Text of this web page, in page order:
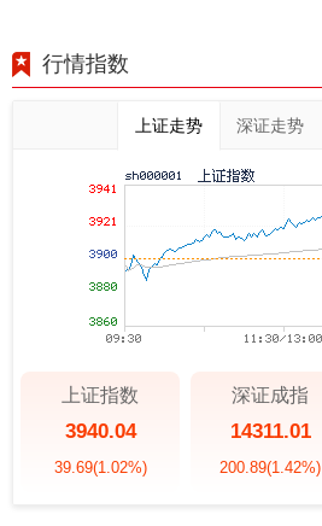
行情指数
上证走势 深证走势
上证指数
3940.04
39.69(1.02%)
深证成指
14311.01
200.89(1.42%)